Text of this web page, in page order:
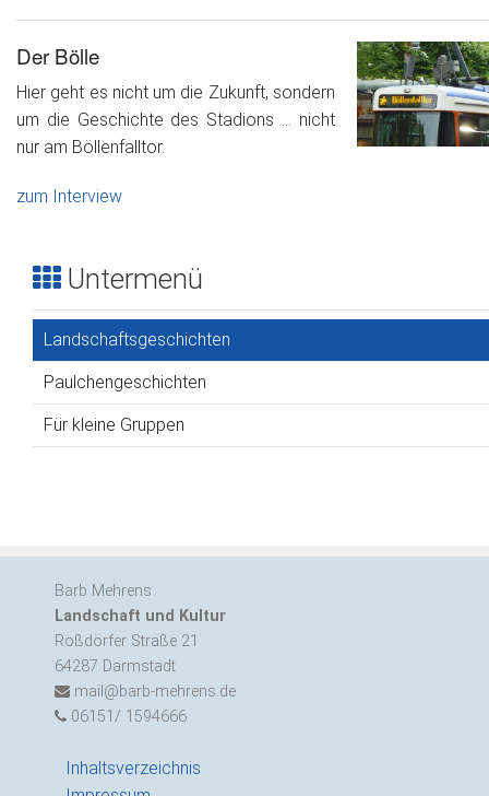
Der Bölle
Hier geht es nicht um die Zukunft, sondern
um die Geschichte des Stadions ... nicht
nur am Böllenfalltor.
zum Interview
Untermenü
Landschaftsgeschichten
Paulchengeschichten
Für kleine Gruppen
Barb Mehrens
Landschaft und Kultur
Roßdörfer Straße 21
64287 Darmstadt
mail@barb-mehrens.de
06151/ 1594666
Inhaltsverzeichnis